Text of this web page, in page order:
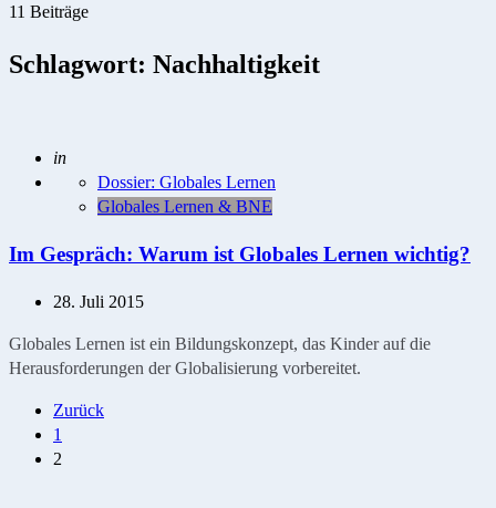
11 Beiträge
Schlagwort: Nachhaltigkeit
Geschrieben
in
Dossier: Globales Lernen
Globales Lernen & BNE
Im Gespräch: Warum ist Globales Lernen wichtig?
28. Juli 2015
Globales Lernen ist ein Bildungskonzept, das Kinder auf die
Herausforderungen der Globalisierung vorbereitet.
Seitennummerierung
der
Zurück
1
2